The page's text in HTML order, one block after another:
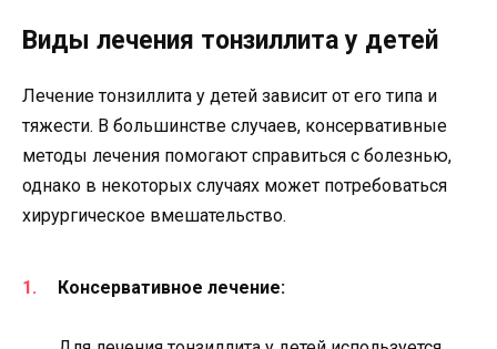
Виды лечения тонзиллита у детей
Лечение тонзиллита у детей зависит от его типа и
тяжести. В большинстве случаев, консервативные
методы лечения помогают справиться с болезнью,
однако в некоторых случаях может потребоваться
хирургическое вмешательство.
Консервативное лечение: